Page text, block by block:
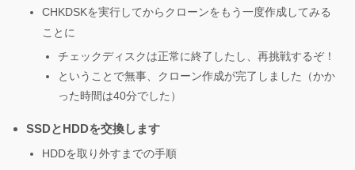
CHKDSKを実行してからクローンをもう一度作成してみる
ことに
チェックディスクは正常に終了したし、再挑戦するぞ！
ということで無事、クローン作成が完了しました（かか
った時間は40分でした）
SSDとHDDを交換します
HDDを取り外すまでの手順